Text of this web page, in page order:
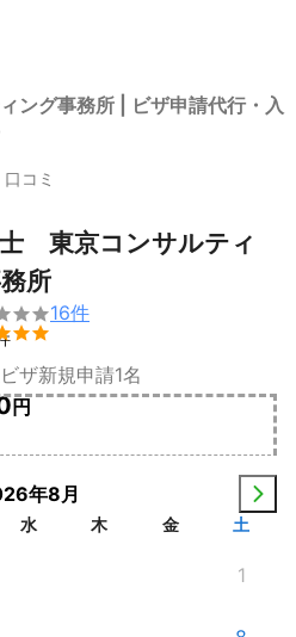
ング事務所 | ビザ申請代行・入
口コミ
東京コンサルティ
所
16件
ザ新規申請1名
円
年8月
水 木 金 土
1